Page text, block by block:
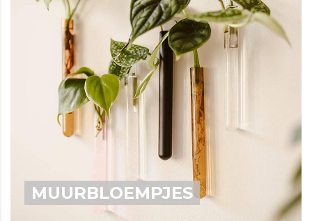
MUURBLOEMPJES